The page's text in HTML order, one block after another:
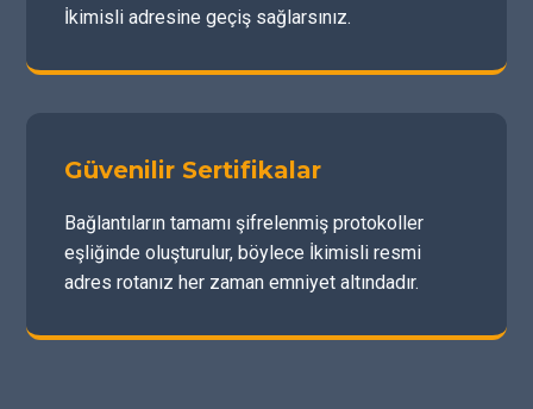
İkimisli adresine geçiş sağlarsınız.
Güvenilir Sertifikalar
Bağlantıların tamamı şifrelenmiş protokoller
eşliğinde oluşturulur, böylece İkimisli resmi
adres rotanız her zaman emniyet altındadır.